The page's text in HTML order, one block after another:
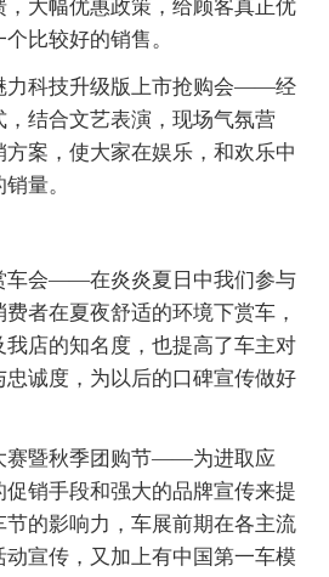
大幅优惠政策，给顾客真正优
比较好的销售。
力科技升级版上市抢购会——经
结合文艺表演，现场气氛营
案，使大家在娱乐，和欢乐中
量。
车会——在炎炎夏日中我们参与
者在夏夜舒适的环境下赏车，
店的知名度，也提高了车主对
忠诚度，为以后的口碑宣传做好
赛暨秋季团购节——为进取应
销手段和强大的品牌宣传来提
的影响力，车展前期在各主流
宣传，又加上有中国第一车模